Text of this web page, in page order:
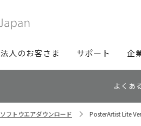
法人のお客さま サポート 企
よくあ
ソフトウエアダウンロード PosterArtist Lite